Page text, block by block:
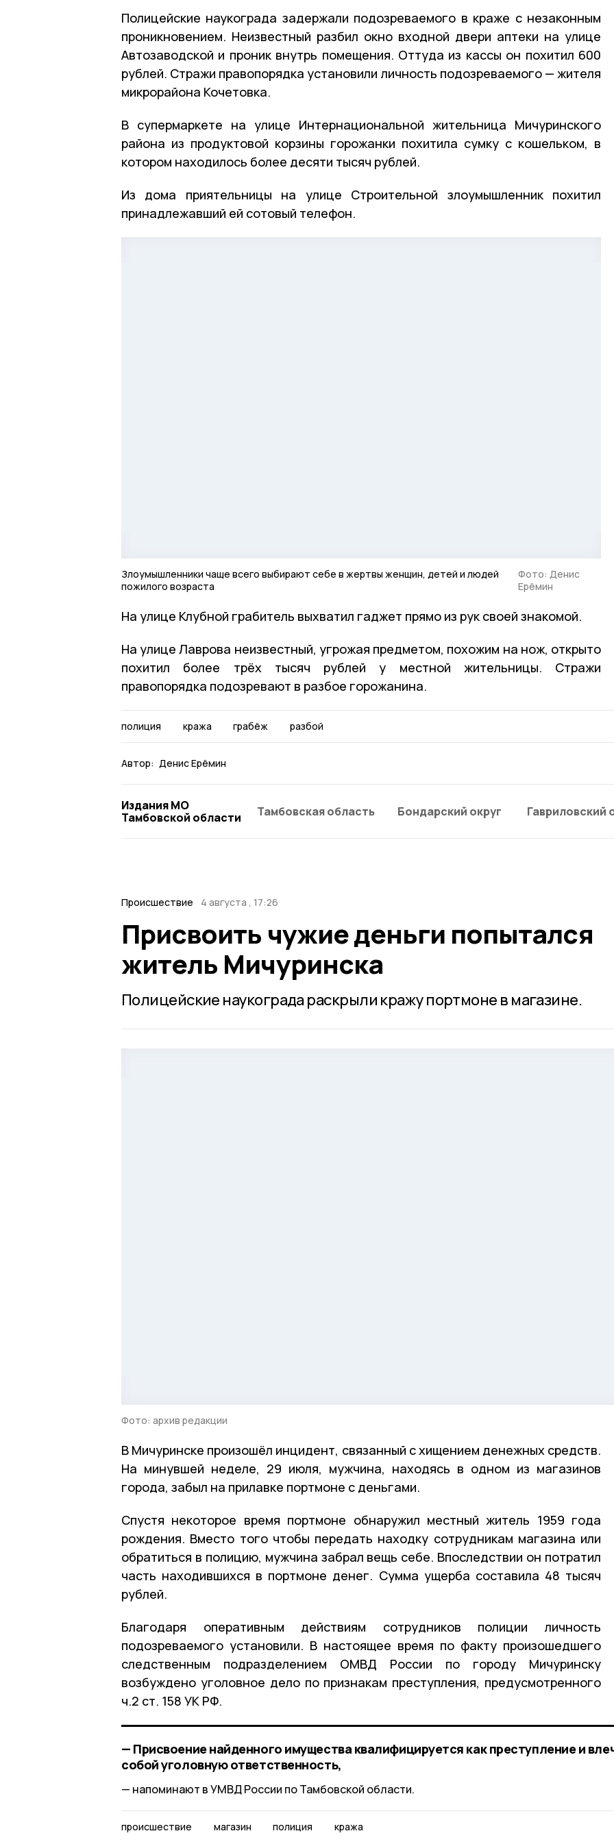
Полицейские наукограда задержали подозреваемого в краже с незаконным
проникновением. Неизвестный разбил окно входной двери аптеки на улице
Автозаводской и проник внутрь помещения. Оттуда из кассы он похитил 600
рублей. Стражи правопорядка установили личность подозреваемого — жителя
микрорайона Кочетовка.
В супермаркете на улице Интернациональной жительница Мичуринского
района из продуктовой корзины горожанки похитила сумку с кошельком, в
котором находилось более десяти тысяч рублей.
Из дома приятельницы на улице Строительной злоумышленник похитил
принадлежавший ей сотовый телефон.
Злоумышленники чаще всего выбирают себе в жертвы женщин, детей и людей
пожилого возраста
Фото: Денис
Ерёмин
На улице Клубной грабитель выхватил гаджет прямо из рук своей знакомой.
На улице Лаврова неизвестный, угрожая предметом, похожим на нож, открыто
похитил более трёх тысяч рублей у местной жительницы. Стражи
правопорядка подозревают в разбое горожанина.
полиция кража грабёж разбой
Автор: Денис Ерёмин
Издания МО
Тамбовской области
Тамбовская область Бондарский округ Гавриловский
Происшествие 4 августа , 17:26
Присвоить чужие деньги попытался
житель Мичуринска
Полицейские наукограда раскрыли кражу портмоне в магазине.
Фото: архив редакции
В Мичуринске произошёл инцидент, связанный с хищением денежных средств.
На минувшей неделе, 29 июля, мужчина, находясь в одном из магазинов
города, забыл на прилавке портмоне с деньгами.
Спустя некоторое время портмоне обнаружил местный житель 1959 года
рождения. Вместо того чтобы передать находку сотрудникам магазина или
обратиться в полицию, мужчина забрал вещь себе. Впоследствии он потратил
часть находившихся в портмоне денег. Сумма ущерба составила 48 тысяч
рублей.
Благодаря оперативным действиям сотрудников полиции личность
подозреваемого установили. В настоящее время по факту произошедшего
следственным подразделением ОМВД России по городу Мичуринску
возбуждено уголовное дело по признакам преступления, предусмотренного
ч.2 ст. 158 УК РФ.
— Присвоение найденного имущества квалифицируется как преступление и
собой уголовную ответственность,
напоминают в УМВД России по Тамбовской области.
происшествие магазин полиция кража